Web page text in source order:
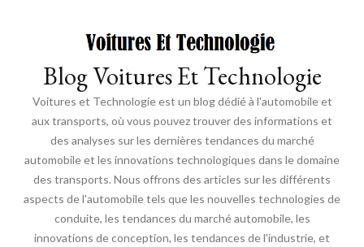
Blog Voitures Et Technologie
Voitures et Technologie est un blog dédié à l'automobile et
aux transports, où vous pouvez trouver des informations et
des analyses sur les dernières tendances du marché
automobile et les innovations technologiques dans le domaine
des transports. Nous offrons des articles sur les différents
aspects de l'automobile tels que les nouvelles technologies de
conduite, les tendances du marché automobile, les
innovations de conception, les tendances de l'industrie, et